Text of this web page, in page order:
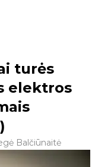
turės
elektros
Balčiūnaitė